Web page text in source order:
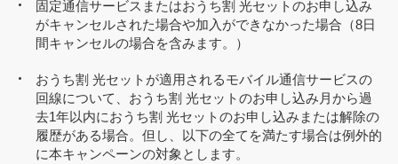
固定通信サービスまたはおうち割 光セットのお申し込み
がキャンセルされた場合や加入ができなかった場合（8日
間キャンセルの場合を含みます。）
おうち割 光セットが適用されるモバイル通信サービスの
回線について、おうち割 光セットのお申し込み月から過
去1年以内におうち割 光セットのお申し込みまたは解除の
履歴がある場合。但し、以下の全てを満たす場合は例外的
に本キャンペーンの対象とします。